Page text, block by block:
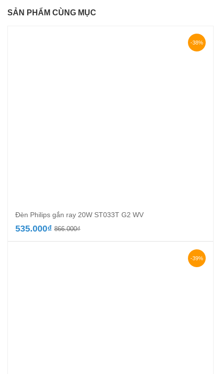
SẢN PHẨM CÙNG MỤC
-38%
Đèn Philips gắn ray 20W ST033T G2 WV
866.000₫Giá
535.000₫
Giá
-39%